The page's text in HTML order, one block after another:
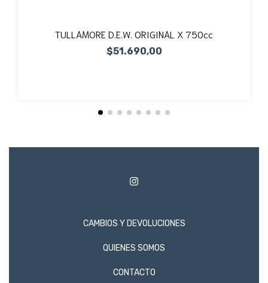
TULLAMORE D.E.W. ORIGINAL X 750cc
$51.690,00
CAMBIOS Y DEVOLUCIONES
QUIENES SOMOS
CONTACTO